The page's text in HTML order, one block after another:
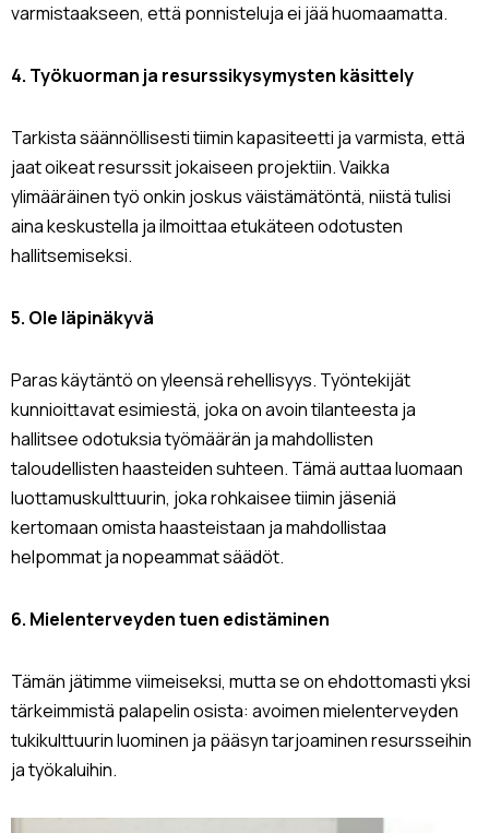
varmistaakseen, että ponnisteluja ei jää huomaamatta.
4. Työkuorman ja resurssikysymysten käsittely
Tarkista säännöllisesti tiimin kapasiteetti ja varmista, että
jaat oikeat resurssit jokaiseen projektiin. Vaikka
ylimääräinen työ onkin joskus väistämätöntä, niistä tulisi
aina keskustella ja ilmoittaa etukäteen odotusten
hallitsemiseksi.
5. Ole läpinäkyvä
Paras käytäntö on yleensä rehellisyys. Työntekijät
kunnioittavat esimiestä, joka on avoin tilanteesta ja
hallitsee odotuksia työmäärän ja mahdollisten
taloudellisten haasteiden suhteen. Tämä auttaa luomaan
luottamuskulttuurin, joka rohkaisee tiimin jäseniä
kertomaan omista haasteistaan ​​ja mahdollistaa
helpommat ja nopeammat säädöt.
6. Mielenterveyden tuen edistäminen
Tämän jätimme viimeiseksi, mutta se on ehdottomasti yksi
tärkeimmistä palapelin osista: avoimen mielenterveyden
tukikulttuurin luominen ja pääsyn tarjoaminen resursseihin
ja työkaluihin.